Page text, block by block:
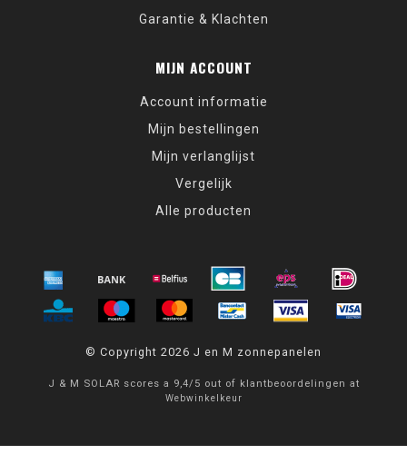
Garantie & Klachten
MIJN ACCOUNT
Account informatie
Mijn bestellingen
Mijn verlanglijst
Vergelijk
Alle producten
© Copyright 2026 J en M zonnepanelen
J & M SOLAR scores a 9,4/ 5 out of klantbeoordelingen at
Webwinkelkeur